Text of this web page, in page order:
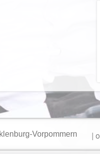
|